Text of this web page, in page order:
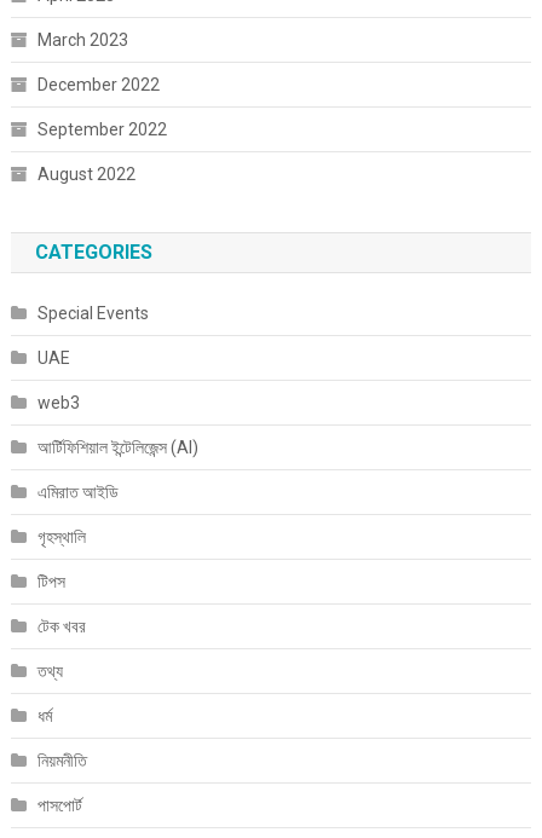
March 2023
December 2022
September 2022
August 2022
CATEGORIES
Special Events
UAE
web3
আর্টিফিশিয়াল ইন্টেলিজেন্স (AI)
এমিরাত আইডি
গৃহস্থালি
টিপস
টেক খবর
তথ্য
ধর্ম
নিয়মনীতি
পাসপোর্ট